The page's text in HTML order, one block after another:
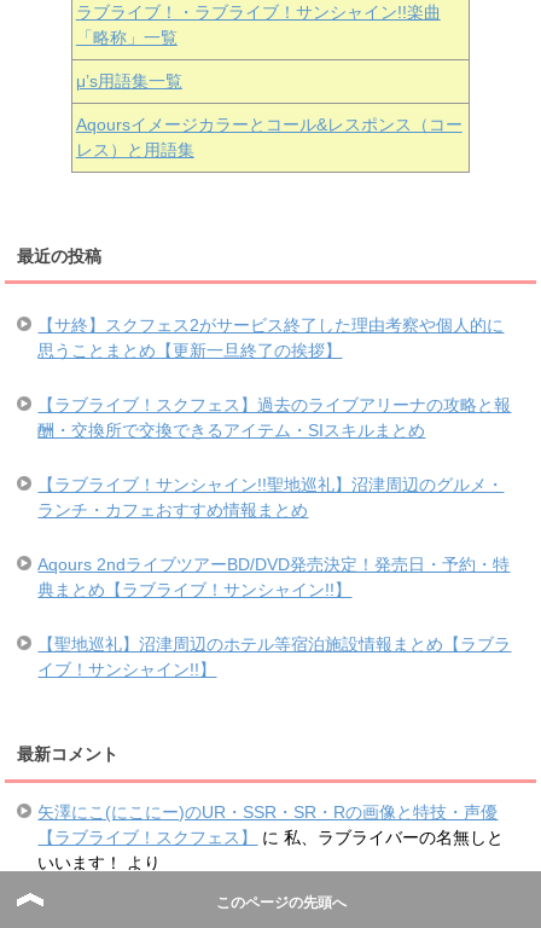
ラブライブ！・ラブライブ！サンシャイン!!楽曲
「略称」一覧
μ’s用語集一覧
Aqoursイメージカラーとコール&レスポンス（コー
レス）と用語集
最近の投稿
【サ終】スクフェス2がサービス終了した理由考察や個人的に
思うことまとめ【更新一旦終了の挨拶】
【ラブライブ！スクフェス】過去のライブアリーナの攻略と報
酬・交換所で交換できるアイテム・SIスキルまとめ
【ラブライブ！サンシャイン!!聖地巡礼】沼津周辺のグルメ・
ランチ・カフェおすすめ情報まとめ
Aqours 2ndライブツアーBD/DVD発売決定！発売日・予約・特
典まとめ【ラブライブ！サンシャイン!!】
【聖地巡礼】沼津周辺のホテル等宿泊施設情報まとめ【ラブラ
イブ！サンシャイン!!】
最新コメント
矢澤にこ(にこにー)のUR・SSR・SR・Rの画像と特技・声優
【ラブライブ！スクフェス】
に私、ラブライバーの名無しと
いいます！
より
【ネタバレ】劇場版ラブライブ！サンシャイン!!映画の感想・
このページの先頭へ